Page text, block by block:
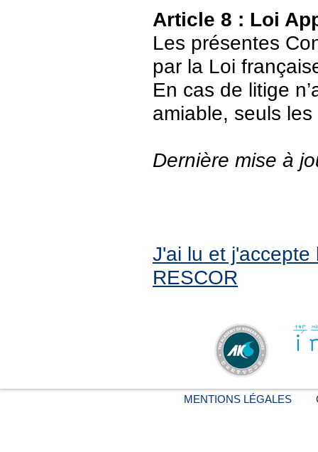
Article 8 : Loi
Les présentes
par la Loi
En cas de litige
amiable, seuls
Dernière mise à
J'ai lu et
RESCOR
MENTIONS LÉGALES